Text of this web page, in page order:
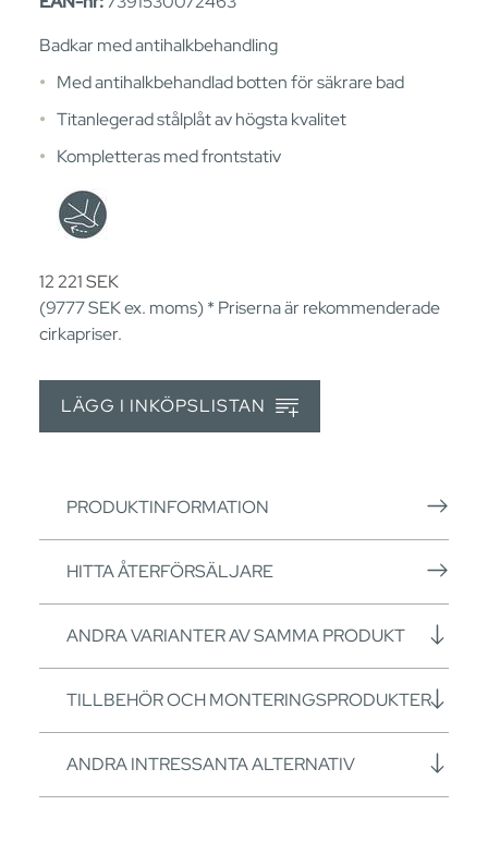
Badkar med antihalkbehandling
Med antihalkbehandlad botten för säkrare bad
Titanlegerad stålplåt av högsta kvalitet
Kompletteras med frontstativ
12 221SEK
(9777SEKex. moms) * Priserna är rekommenderade
cirkapriser.
LÄGG I INKÖPSLISTAN
PRODUKTINFORMATION
HITTA ÅTERFÖRSÄLJARE
ANDRA VARIANTER AV SAMMA PRODUKT
TILLBEHÖR OCH MONTERINGSPRODUKTER
ANDRA INTRESSANTA ALTERNATIV